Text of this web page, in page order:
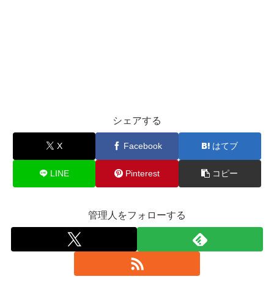
シェアする
X Facebook はてブ
LINE Pinterest コピー
管理人をフォローする